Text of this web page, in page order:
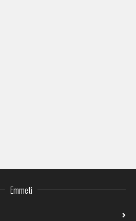
Emmeti